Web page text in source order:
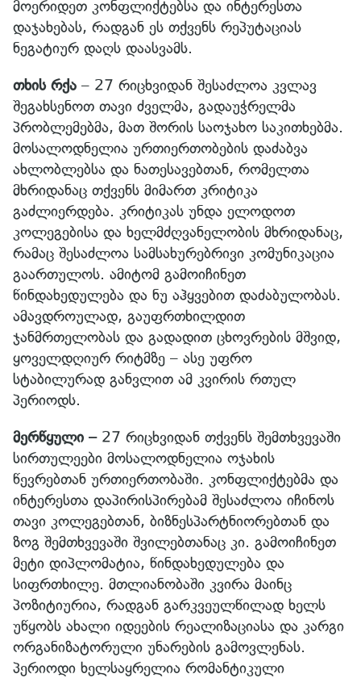
მოერიდეთ კონფლიქტებსა და ინტერესთა
დაჯახებას, რადგან ეს თქვენს რეპუტაციას
ნეგატიურ დაღს დაასვამს.
თხის რქა – 27 რიცხვიდან შესაძლოა კვლავ
შეგახსენოთ თავი ძველმა, გადაუჭრელმა
პრობლემებმა, მათ შორის საოჯახო საკითხებმა.
მოსალოდნელია ურთიერთობების დაძაბვა
ახლობლებსა და ნათესავებთან, რომელთა
მხრიდანაც თქვენს მიმართ კრიტიკა
გაძლიერდება. კრიტიკას უნდა ელოდოთ
კოლეგებისა და ხელმძღვანელობის მხრიდანაც,
რამაც შესაძლოა სამსახურებრივი კომუნიკაცია
გაართულოს. ამიტომ გამოიჩინეთ
წინდახედულება და ნუ აჰყვებით დაძაბულობას.
ამავდროულად, გაუფრთხილდით
ჯანმრთელობას და გადადით ცხოვრების მშვიდ,
ყოველდღიურ რიტმზე – ასე უფრო
სტაბილურად განვლით ამ კვირის რთულ
პერიოდს.
მერწყული – 27 რიცხვიდან თქვენს შემთხვევაში
სირთულეები მოსალოდნელია ოჯახის
წევრებთან ურთიერთობაში. კონფლიქტებმა და
ინტერესთა დაპირისპირებამ შესაძლოა იჩინოს
თავი კოლეგებთან, ბიზნესპარტნიორებთან და
ზოგ შემთხვევაში შვილებთანაც კი. გამოიჩინეთ
მეტი დიპლომატია, წინდახედულება და
სიფრთხილე. მთლიანობაში კვირა მაინც
პოზიტიურია, რადგან გარკვეულწილად ხელს
უწყობს ახალი იდეების რეალიზაციასა და კარგი
ორგანიზატორული უნარების გამოვლენას.
პერიოდი ხელსაყრელია რომანტიკული